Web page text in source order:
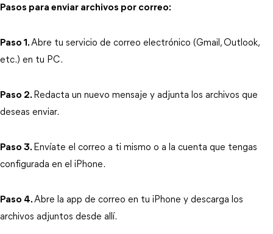
Pasos para enviar archivos por correo:
Paso 1.Abre tu servicio de correo electrónico (Gmail, Outlook,
etc.) en tu PC.
Paso 2. Redacta un nuevo mensaje y adjunta los archivos que
deseas enviar.
Paso 3. Envíate el correo a ti mismo o a la cuenta que tengas
configurada en el iPhone.
Paso 4.Abre la app de correo en tu iPhone y descarga los
archivos adjuntos desde allí.